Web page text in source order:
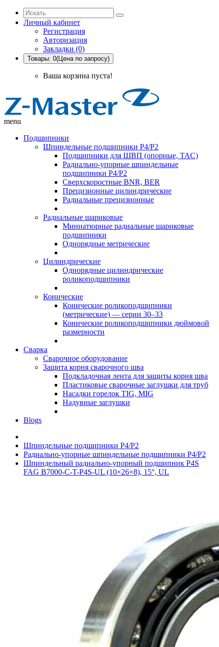
Личный кабинет
Регистрация
Авторизация
Закладки (0)
Товары: 0(Цена по запросу)
Ваша корзина пуста!
menu
Подшипники
Шпиндельные подшипники P4/P2
Подшипники для ШВП (опорные, TAC)
Радиально-упорные шпиндельные
подшипники P4/P2
Сверхскоростные BNR, BER
Прецизионные цилиндрические
Радиальные прецизионные
Радиальные шариковые
Миниатюрные радиальные шариковые
подшипники
Однорядные метрические
Цилиндрические
Однорядные цилиндрические
роликоподшипники
Конические
Конические роликоподшипники
(метрические) — серии 30–33
Конические роликоподшипники дюймовой
размерности
Сварка
Сварочное оборудование
Защита корня сварочного шва
Подкладочная лента для защиты корня шва
Пластиковые сварочные заглушки для труб
Насадки горелок TIG, MIG
Надувные заглушки
Blogs
Шпиндельные подшипники P4/P2
Радиально-упорные шпиндельные подшипники P4/P2
Шпиндельный радиально‑упорный подшипник P4S
FAG B7000-C-T-P4S-UL (10×26×8), 15°, UL